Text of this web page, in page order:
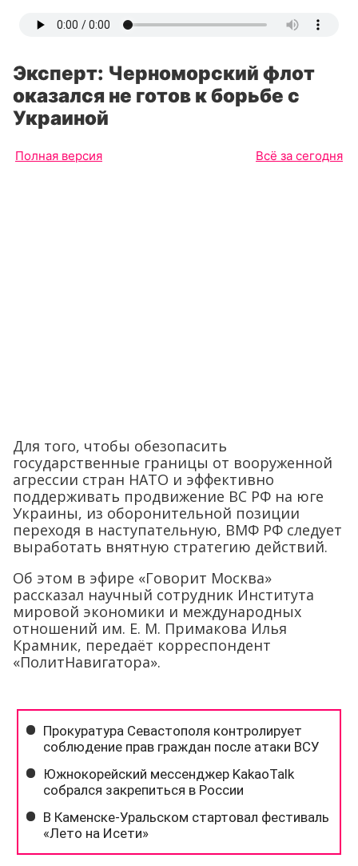
Эксперт: Черноморский флот
оказался не готов к борьбе с
Украиной
Полная версия Всё за сегодня
Для того, чтобы обезопасить
государственные границы от вооруженной
агрессии стран НАТО и эффективно
поддерживать продвижение ВС РФ на юге
Украины, из оборонительной позиции
переходя в наступательную, ВМФ РФ следует
выработать внятную стратегию действий.
Об этом в эфире «Говорит Москва»
рассказал научный сотрудник Института
мировой экономики и международных
отношений им. Е. М. Примакова Илья
Крамник, передаёт корреспондент
«ПолитНавигатора».